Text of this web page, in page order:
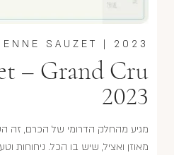
2023
SAUZET
– Grand Cru
2023
מגיע מהחלק הדרומי של הכרם, זה
מאוזן ואציל, שיש בו הכל. ניחוחות